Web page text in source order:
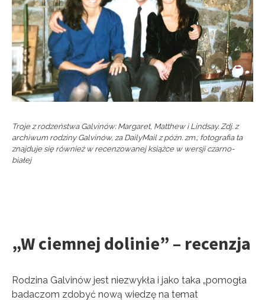
Troje z rodzeństwa Galvinów: Margaret, Matthew i Lindsay. Zdj. z
archiwum rodziny Galvinów, za DailyMail z późn. zm.; fotografia ta
znajduje się również w recenzowanej książce w wersji czarno-
białej
„W ciemnej dolinie” – recenzja
Rodzina Galvinów jest niezwykła i jako taka „pomogła
badaczom zdobyć nową wiedzę na temat